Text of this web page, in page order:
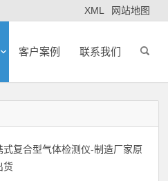
XML 网站地图
客户案例 联系我们
式复合型气体检测仪-制造厂家原
货